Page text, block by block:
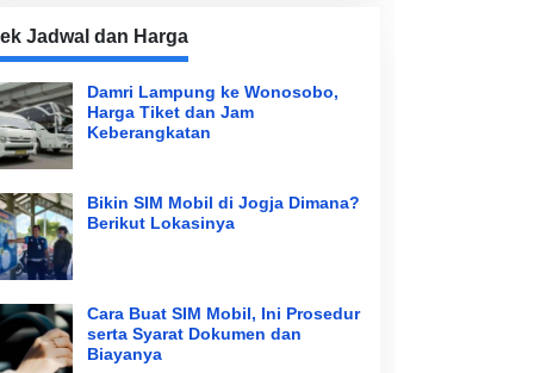
Jadwal dan Harga
Damri Lampung ke Wonosobo,
Harga Tiket dan Jam
Keberangkatan
Bikin SIM Mobil di Jogja Dimana?
Berikut Lokasinya
Cara Buat SIM Mobil, Ini Prosedur
serta Syarat Dokumen dan
Biayanya